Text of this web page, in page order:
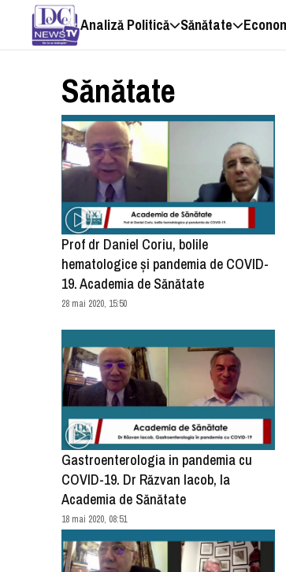
Analiză Politică Sănătate
Sănătate
Prof dr Daniel Coriu, bolile
hematologice și pandemia de COVID-
19. Academia de Sănătate
28 mai 2020, 15:50
Gastroenterologia in pandemia cu
COVID-19. Dr Răzvan Iacob, la
Academia de Sănătate
18 mai 2020, 08:51